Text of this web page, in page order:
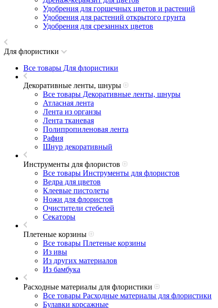
Удобрения для горшечных цветов и растений
Удобрения для растений открытого грунта
Удобрения для срезанных цветов
Для флористики
Все товары Для флористики
Декоративные ленты, шнуры
Все товары Декоративные ленты, шнуры
Атласная лента
Лента из органзы
Лента тканевая
Полипропиленовая лента
Рафия
Шнур декоративный
Инструменты для флористов
Все товары Инструменты для флористов
Ведра для цветов
Клеевые пистолеты
Ножи для флористов
Очистители стебелей
Секаторы
Плетеные корзины
Все товары Плетеные корзины
Из ивы
Из других материалов
Из бамбука
Расходные материалы для флористики
Все товары Расходные материалы для флористики
Булавки корсажные